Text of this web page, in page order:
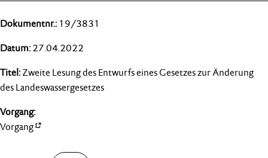
19/3831
27.04.2022
Zweite Lesung des Entwurfs eines Gesetzes zur Änderung
des Landeswassergesetzes
Vorgang